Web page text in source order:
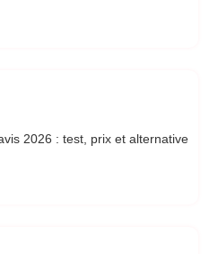
2026 : test, prix et alternative